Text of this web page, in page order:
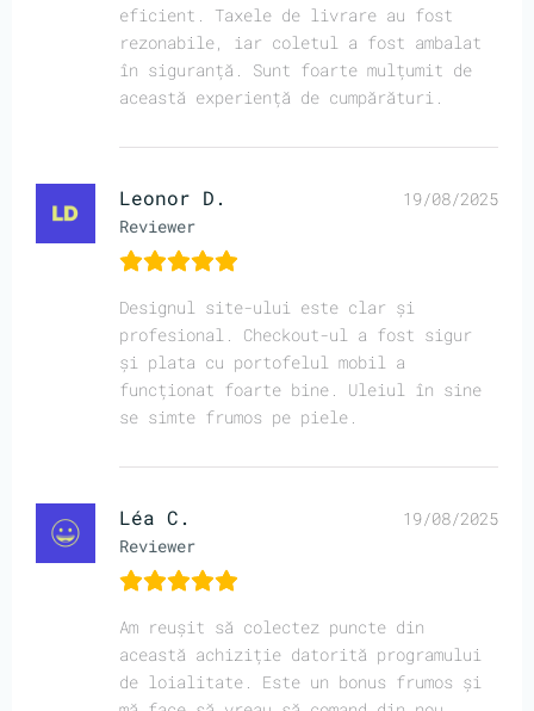
eficient. Taxele de livrare au fost
rezonabile, iar coletul a fost ambalat
în siguranță. Sunt foarte mulțumit de
această experiență de cumpărături.
Leonor D.
Reviewer
19/08/2025
Designul site-ului este clar și
profesional. Checkout-ul a fost sigur
și plata cu portofelul mobil a
funcționat foarte bine. Uleiul în sine
se simte frumos pe piele.
Léa C.
Reviewer
19/08/2025
Am reușit să colectez puncte din
această achiziție datorită programului
de loialitate. Este un bonus frumos și